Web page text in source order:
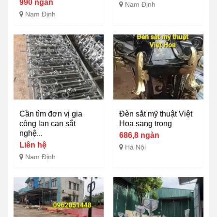
990 ngàn
Nam Định
Nam Định
Cần tìm đơn vị gia
công lan can sắt
nghệ...
Liên hệ
Nam Định
Đèn sắt mỹ thuật Việt
Hoa sang trọng
686,8 ngàn
Hà Nội